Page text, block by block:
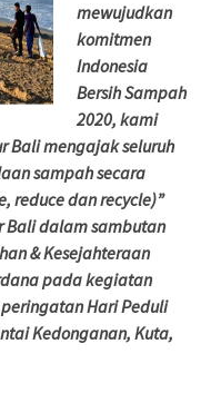
mewujudkan
komitmen
Indonesia
Bersih Sampah
2020, kami
Bali mengajak seluruh
sampah secara
reduce dan recycle)”
Bali dalam sambutan
& Kesejahteraan
pada kegiatan
Hari Peduli
Kedonganan, Kuta,